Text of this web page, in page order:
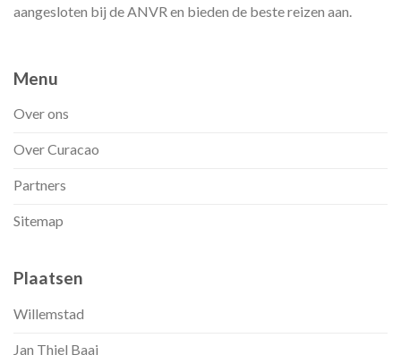
aangesloten bij de ANVR en bieden de beste reizen aan.
Menu
Over ons
Over Curacao
Partners
Sitemap
Plaatsen
Willemstad
Jan Thiel Baai